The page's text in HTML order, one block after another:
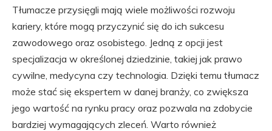
Tłumacze przysięgli mają wiele możliwości rozwoju
kariery, które mogą przyczynić się do ich sukcesu
zawodowego oraz osobistego. Jedną z opcji jest
specjalizacja w określonej dziedzinie, takiej jak prawo
cywilne, medycyna czy technologia. Dzięki temu tłumacz
może stać się ekspertem w danej branży, co zwiększa
jego wartość na rynku pracy oraz pozwala na zdobycie
bardziej wymagających zleceń. Warto również